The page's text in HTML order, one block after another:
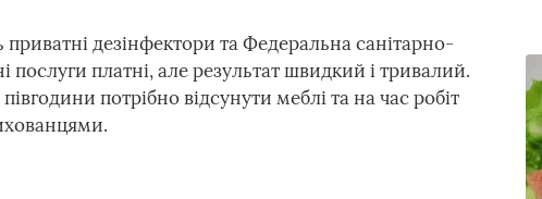
дезінфектори та Федеральна санітарно-
послуги платні, але результат швидкий і тривалий.
потрібно відсунути меблі та на час робіт